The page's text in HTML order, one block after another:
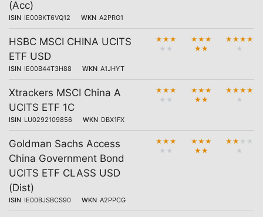
(Acc)
ISIN IE00BKT6VQ12 WKN A2PRG1
HSBC MSCI CHINA UCITS
ETF USD
ISIN IE00B44T3H88 WKN A1JHYT
★ ★ ★
★ ★
★ ★ ★
★ ★
★ ★ ★ ★
★
Xtrackers MSCI China A
UCITS ETF 1C
ISIN LU0292109856 WKN DBX1FX
★ ★ ★
★ ★
★ ★ ★
★ ★
★ ★ ★ ★
★
Goldman Sachs Access
China Government Bond
UCITS ETF CLASS USD
(Dist)
ISIN IE00BJSBCS90 WKN A2PPCG
★ ★ ★
★ ★
★ ★ ★
★ ★
★ ★ ★ ★
★